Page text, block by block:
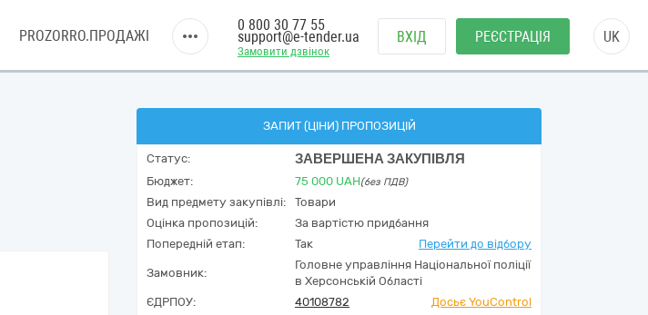
PROZORRO.ПРОДАЖІ
Замовити дзвінок
0 800 30 77 55
support@e-tender.ua ВХІД РЕЄСТРАЦІЯ UK
ЗАПИТ (ЦІНИ) ПРОПОЗИЦІЙ
Статус: ЗАВЕРШЕНА ЗАКУПІВЛЯ
Бюджет: 75 000 UAH(без ПДВ)
Вид предмету закупівлі:
Товари
Оцінка пропозицій:
За вартістю придбання
Попередній етап:
Так Перейти до відбору
Замовник:
Головне управління Національної поліції
в Херсонській Області
ЄДРПОУ:
40108782 Досьє YouControl